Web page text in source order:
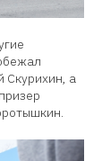
Скурихин, а